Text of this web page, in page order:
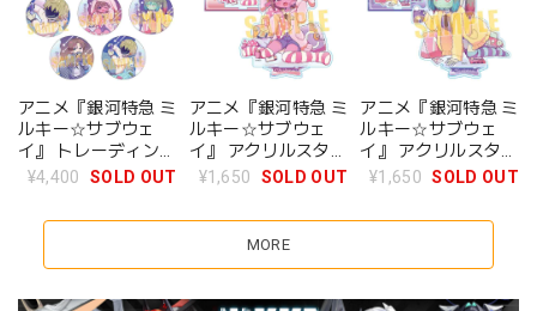
アニメ『銀河特急 ミ
ルキー☆サブウェ
イ』 トレーディング
缶バッジ パジャマパ
¥4,400 SOLD OUT
アニメ『銀河特急 ミ
ルキー☆サブウェ
イ』 アクリルスタン
ド チハル(パジャマ
¥1,650 SOLD OUT
アニメ『銀河特急 ミ
ルキー☆サブウェ
イ』 アクリルスタン
ド マキナ(パジャマ
¥1,650 SOLD OUT
MORE